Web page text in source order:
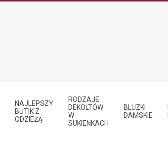
NAJLEPSZY
BUTIK Z
ODZIEŻĄ
RODZAJE
DEKOLTÓW
W
SUKIENKACH
BLUZKI
DAMSKIE